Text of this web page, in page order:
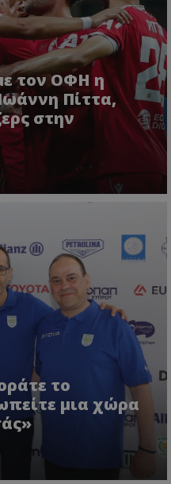
τον ΟΦΗ η
Πίττα,
στην
το
μια χώρα